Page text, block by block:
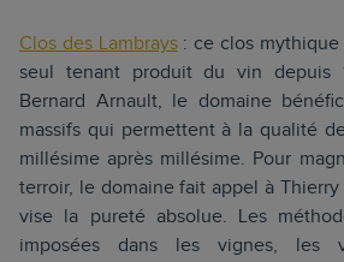
Clos des Lambrays: ce clos mythique
seul tenant produit du vin depuis
Bernard Arnault, le domaine
massifs qui permettent à la qualité
millésime après millésime. Pour
terroir, le domaine fait appel à
vise la pureté absolue. Les
imposées dans les vignes, les